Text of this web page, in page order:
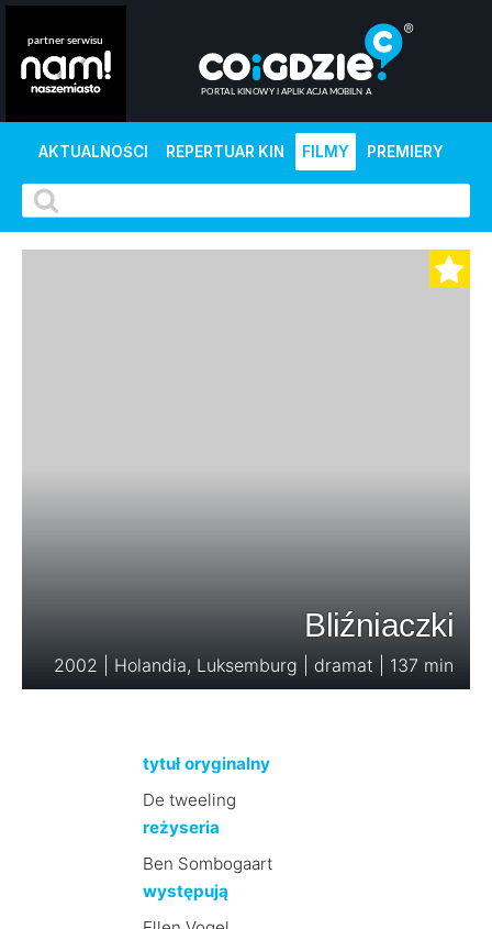
AKTUALNOŚCI REPERTUAR KIN FILMY PREMIERY
Bliźniaczki
2002 | Holandia, Luksemburg | dramat | 137 min
tytuł oryginalny
De tweeling
reżyseria
Ben Sombogaart
występują